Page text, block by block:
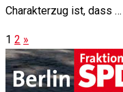
Charakterzug ist, dass …
1 2 »